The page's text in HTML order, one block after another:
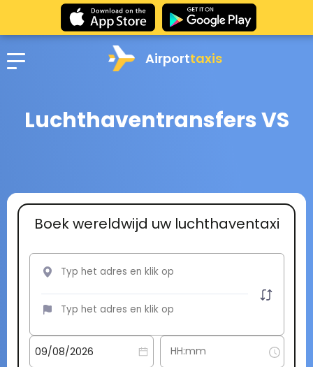
Airporttaxis
Luchthaventransfers VS
Boek wereldwijd uw luchthaventaxi